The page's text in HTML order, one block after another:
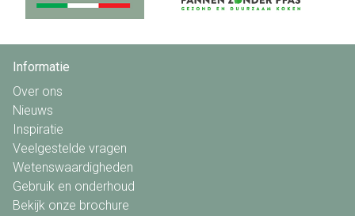
Informatie
Over ons
Nieuws
Inspiratie
Veelgestelde vragen
Wetenswaardigheden
Gebruik en onderhoud
Bekijk onze brochure